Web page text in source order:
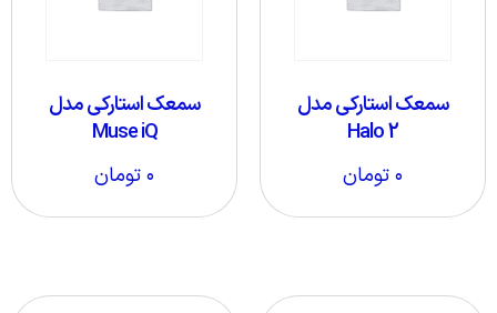
سمعک استارکی مدل
Halo 2
۰تومان
سمعک استارکی مدل
Muse iQ
۰تومان